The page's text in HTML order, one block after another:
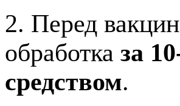
2. Перед
обработка за
средством.